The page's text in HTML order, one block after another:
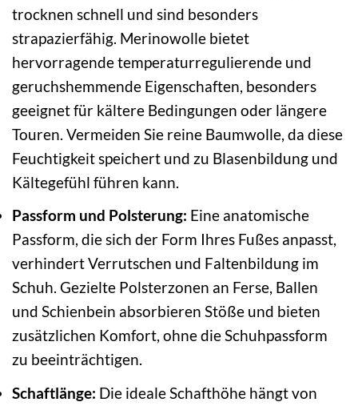
trocknen schnell und sind besonders
strapazierfähig. Merinowolle bietet
hervorragende temperaturregulierende und
geruchshemmende Eigenschaften, besonders
geeignet für kältere Bedingungen oder längere
Touren. Vermeiden Sie reine Baumwolle, da diese
Feuchtigkeit speichert und zu Blasenbildung und
Kältegefühl führen kann.
Passform und Polsterung: Eine anatomische
Passform, die sich der Form Ihres Fußes anpasst,
verhindert Verrutschen und Faltenbildung im
Schuh. Gezielte Polsterzonen an Ferse, Ballen
und Schienbein absorbieren Stöße und bieten
zusätzlichen Komfort, ohne die Schuhpassform
zu beeinträchtigen.
Schaftlänge: Die ideale Schafthöhe hängt von